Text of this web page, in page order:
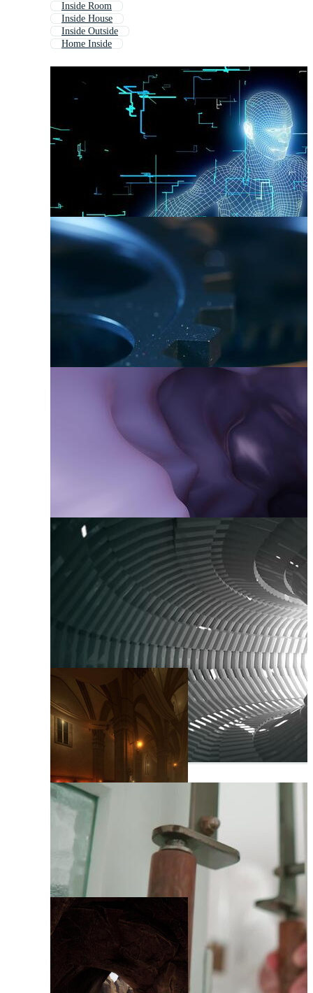
Inside Room
Inside House
Inside Outside
Home Inside